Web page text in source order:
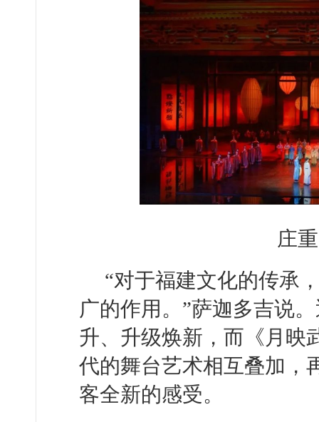
庄
“对于福建文化的传承
广的作用。”萨迦多吉说
升、升级焕新，而《月映
代的舞台艺术相互叠加，
客全新的感受。